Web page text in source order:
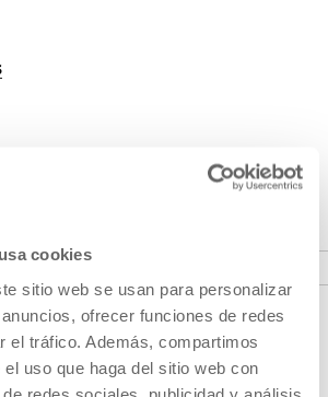
cookies
sitio web se usan para personalizar
ofrecer funciones de redes
el tráfico. Además, compartimos
uso que haga del sitio web con
redes sociales, publicidad y análisis
Proiektua: Atlas